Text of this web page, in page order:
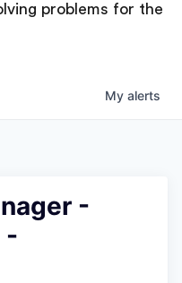
problems for the
My alerts
-
-